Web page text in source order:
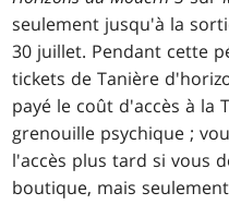
seulement jusqu'à la
30 juillet. Pendant cette
tickets de Tanière
payé le coût d'accès à la
grenouille psychique ;
l'accès plus tard si vous
boutique, mais